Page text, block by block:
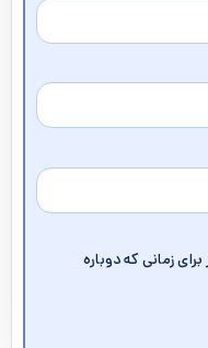
زمانی که دوباره